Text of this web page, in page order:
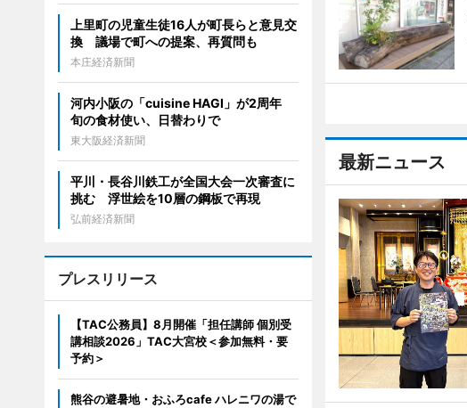
最新ニュース
上里町の児童生徒16人が町長らと意見交
換 議場で町への提案、再質問も
本庄経済新聞
河内小阪の「cuisine HAGI」が2周年
旬の食材使い、日替わりで
東大阪経済新聞
平川・長谷川鉄工が全国大会一次審査に
挑む 浮世絵を10層の鋼板で再現
弘前経済新聞
プレスリリース
【TAC公務員】8月開催「担任講師 個別受
講相談2026」TAC大宮校＜参加無料・要
予約＞
熊谷の避暑地・おふろcafe ハレニワの湯で